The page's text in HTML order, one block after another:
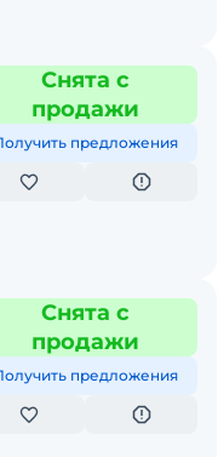
Снята с
продажи
предложения
Снята с
продажи
предложения